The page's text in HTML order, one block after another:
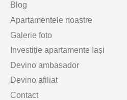
Blog
Apartamentele noastre
Galerie foto
Investiție apartamente Iași
Devino ambasador
Devino afiliat
Contact